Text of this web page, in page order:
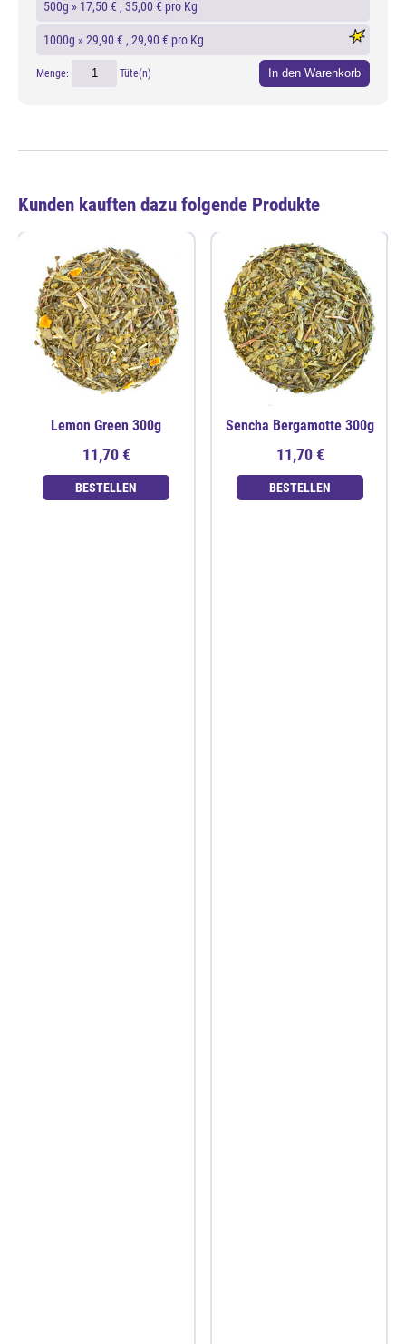
500g » 17,50 € , 35,00 € pro Kg
1000g »29,90 € , 29,90 € pro Kg
Menge: Tüte(n) In den Warenkorb
Kunden kauften dazu folgende Produkte
Lemon Green 300g
11,70 €
BESTELLEN
Sencha Bergamotte 300g
11,70 €
BESTELLEN